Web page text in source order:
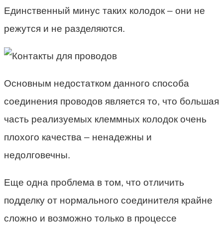
Единственный минус таких колодок – они не
режутся и не разделяются.
Основным недостатком данного способа
соединения проводов является то, что большая
часть реализуемых клеммных колодок очень
плохого качества – ненадежны и
недолговечны.
Еще одна проблема в том, что отличить
подделку от нормального соединителя крайне
сложно и возможно только в процессе